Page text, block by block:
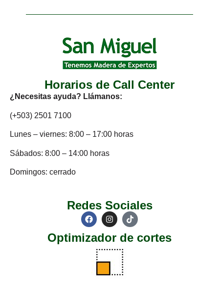
Horarios de Call Center
¿Necesitas ayuda? Llámanos:
(+503) 2501 7100
Lunes – viernes: 8:00 – 17:00 horas
Sábados: 8:00 – 14:00 horas
Domingos: cerrado
Redes Sociales
Optimizador de cortes